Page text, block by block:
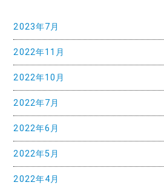
ョ
ン
2023年7月
2022年11月
2022年10月
2022年7月
2022年6月
2022年5月
2022年4月